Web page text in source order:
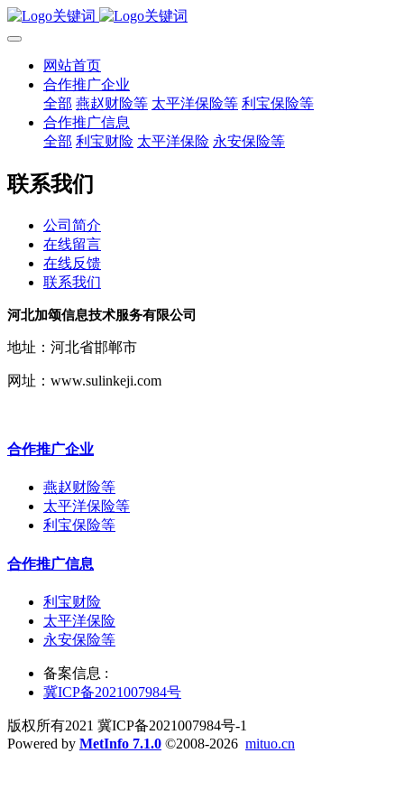
网站首页
合作推广企业
全部 燕赵财险等 太平洋保险等 利宝保险等
合作推广信息
全部 利宝财险 太平洋保险 永安保险等
联系我们
公司简介
在线留言
在线反馈
联系我们
河北加颂信息技术服务有限公司
地址：河北省邯郸市
网址：www.sulinkeji.com
合作推广企业
燕赵财险等
太平洋保险等
利宝保险等
合作推广信息
利宝财险
太平洋保险
永安保险等
备案信息 :
冀ICP备2021007984号
版权所有2021 冀ICP备2021007984号-1
Powered by MetInfo 7.1.0 ©2008-2026 mituo.cn